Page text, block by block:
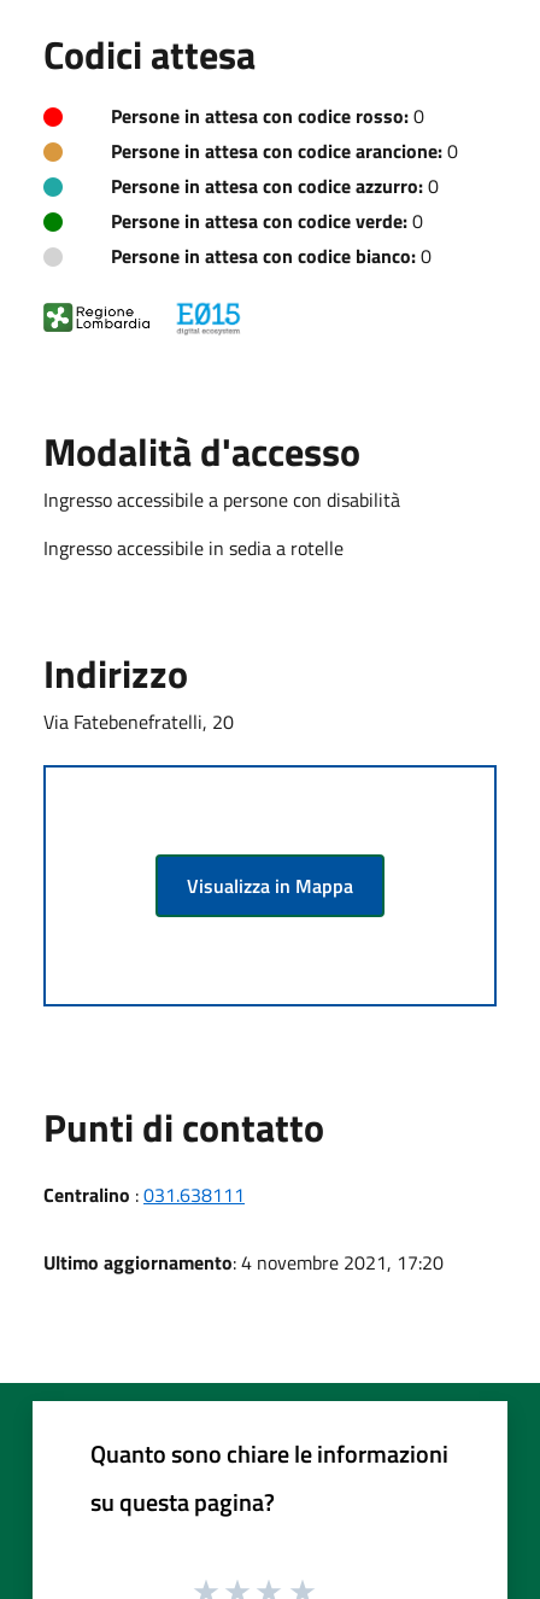
Codici attesa
Persone in attesa con codice rosso:0
Persone in attesa con codice arancione:0
Persone in attesa con codice azzurro:0
Persone in attesa con codice verde:0
Persone in attesa con codice bianco:0
Modalità d'accesso
Ingresso accessibile a persone con disabilità
Ingresso accessibile in sedia a rotelle
Indirizzo
Via Fatebenefratelli, 20
Visualizza in Mappa
Punti di contatto
Centralino :031.638111
Ultimo aggiornamento: 4 novembre 2021, 17:20
Quanto sono chiare le informazioni
su questa pagina?